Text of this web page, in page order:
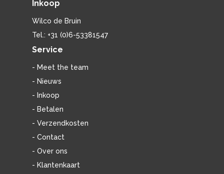
Inkoop
Wilco de Bruin
Tel.: +31 (0)6-53381547
Service
- Meet the team
- Nieuws
- Inkoop
- Betalen
- Verzendkosten
- Contact
- Over ons
- Klantenkaart